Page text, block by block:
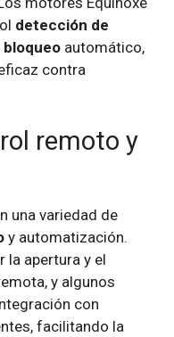
detección de
bloqueo automático,
contra
remoto y
una variedad de
y automatización.
la apertura y el
y algunos
con
facilitando la